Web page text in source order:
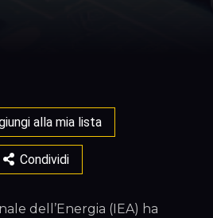
alla mia lista
Condividi
dell’Energia (IEA) ha